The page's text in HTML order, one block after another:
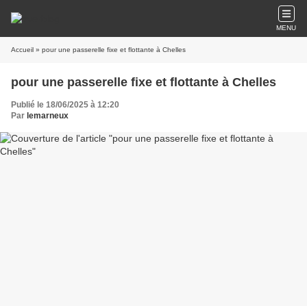
MENU
Accueil » pour une passerelle fixe et flottante à Chelles
pour une passerelle fixe et flottante à Chelles
Publié le 18/06/2025 à 12:20
Par lemarneux